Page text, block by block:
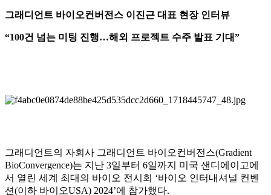
그래디언트 바이오컨버전스 이진근 대표 현장 인터뷰
“100건 넘는 미팅 진행…해외 프로젝트 수주 발표 기대”
그래디언트의 자회사 그래디언트 바이오컨버전스(Gradient
BioConvergence)는 지난 3일부터 6일까지 미국 샌디에이고에
서 열린 세계 최대의 바이오 전시회 ‘바이오 인터내셔널 컨벤
션(이하 바이오USA) 2024’에 참가했다.